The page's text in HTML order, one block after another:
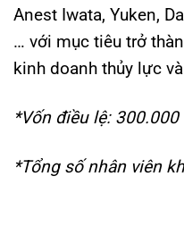
Anest Iwata, Yuken,
… với mục tiêu trở
kinh doanh thủy lực
*Vốn điều lệ: 300.000
*Tổng số nhân viên